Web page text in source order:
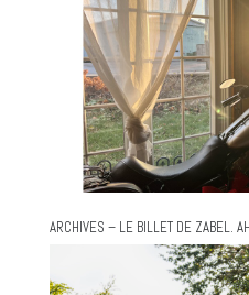
ARCHIVES – LE BILLET DE ZABEL.